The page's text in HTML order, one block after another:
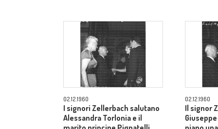
02.12.1960
I signori Zellerbach salutano
Alessandra Torlonia e il
02.12.1960
Il signor